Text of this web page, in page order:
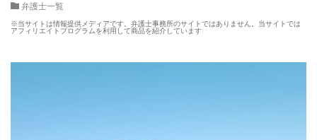
弁護士一覧
※当サイトは情報提供メディアです。弁護士事務所のサイトではありません。当サイトでは
アフィリエイトプログラムを利用して商品を紹介しています